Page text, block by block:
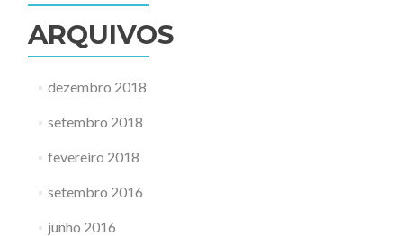
ARQUIVOS
dezembro 2018
setembro 2018
fevereiro 2018
setembro 2016
junho 2016